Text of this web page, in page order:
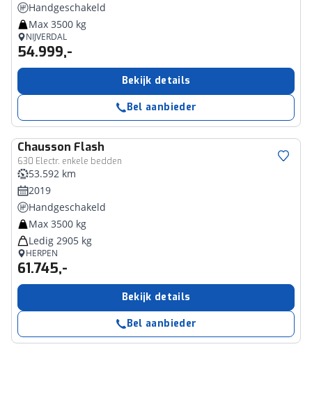
Handgeschakeld
Max 3500 kg
NIJVERDAL
54.999,-
Bekijk details
Bel aanbieder
Chausson Flash
630 Electr. enkele bedden
53.592 km
2019
Handgeschakeld
Max 3500 kg
Ledig 2905 kg
HERPEN
61.745,-
Bekijk details
Bel aanbieder